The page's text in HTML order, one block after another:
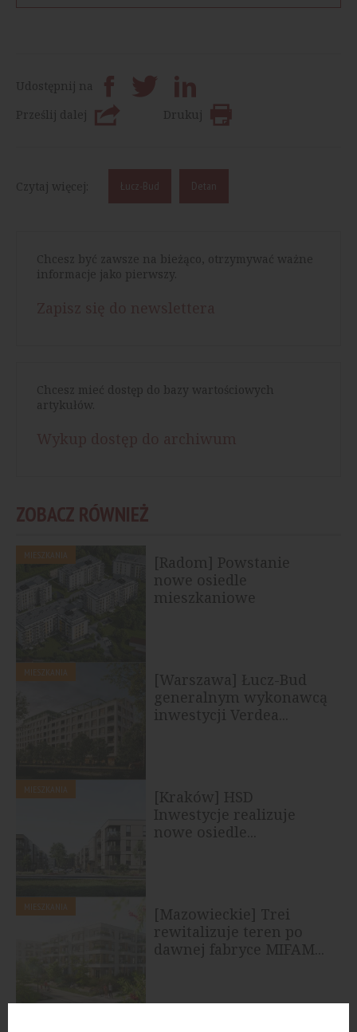
Udostępnij na
Prześlij dalej
Drukuj
Czytaj więcej: Łucz-Bud Detan
Chcesz być zawsze na bieżąco, otrzymywać ważne
informacje jako pierwszy.
Chcesz mieć dostęp do bazy wartościowych
artykułów.
ZOBACZ RÓWNIEŻ
[Radom] Powstanie
nowe osiedle
mieszkaniowe
[Warszawa] Łucz-Bud
generalnym wykonawcą
inwestycji Verdea...
[Kraków] HSD
Inwestycje realizuje
nowe osiedle...
[Mazowieckie] Trei
rewitalizuje teren po
dawnej fabryce MIFAM...